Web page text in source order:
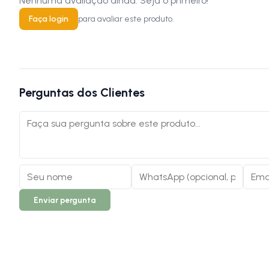
Faça login para avaliar este produto.
Perguntas dos Clientes
Enviar pergunta